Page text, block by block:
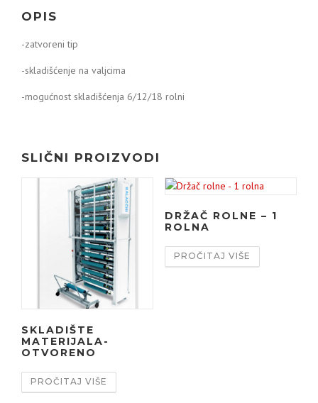
OPIS
-zatvoreni tip
-skladišćenje na valjcima
-mogućnost skladišćenja 6/12/18 rolni
SLIČNI PROIZVODI
SKLADIŠTE
MATERIJALA-
OTVORENO
PROČITAJ VIŠE
DRŽAČ ROLNE – 1
ROLNA
PROČITAJ VIŠE